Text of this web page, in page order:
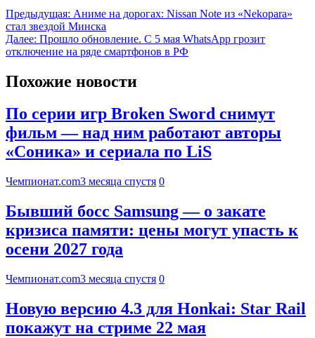
Предыдущая: Аниме на дорогах: Nissan Note из «Nekopara»
стал звездой Минска
Далее: Прошло обновление. С 5 мая WhatsApp грозит
отключение на ряде смартфонов в РФ
Похожие новости
По серии игр Broken Sword снимут
фильм — над ним работают авторы
«Соника» и сериала по LiS
Чемпионат.com3 месяца спустя 0
Бывший босс Samsung — о закате
кризиса памяти: цены могут упасть к
осени 2027 года
Чемпионат.com3 месяца спустя 0
Новую версию 4.3 для Honkai: Star Rail
покажут на стриме 22 мая